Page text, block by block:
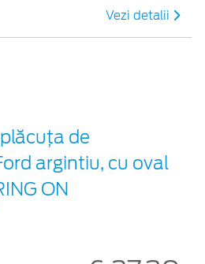
Vezi detalii
de
argintiu, cu oval
ON